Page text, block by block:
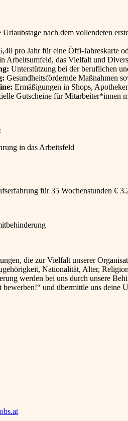
nach dem vollendeten
pro Jahr für eine Öffi-Jahreskarte
Arbeitsumfeld, das Vielfalt und
Unterstützung bei der beruflichen
Gesundheitsfördernde Maßnahmen
Ermäßigungen in Shops,
Gutscheine für Mitarbeiter*innen
in das Arbeitsfeld
für 35 Wochenstunden €
die zur Vielfalt unserer
Nationalität, Alter,
werden bei uns durch unsere
und übermittle uns deine